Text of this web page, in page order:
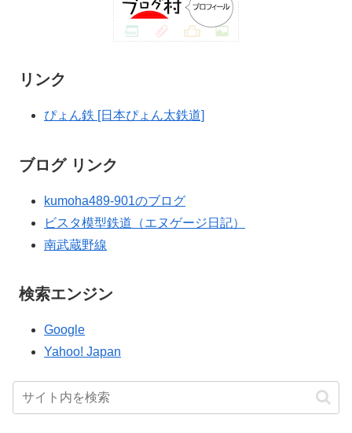
リンク
ぴょん鉄 [日本ぴょん太鉄道]
ブログ リンク
kumoha489-901のブログ
ビスタ模型鉄道（エヌゲージ日記）
南武蔵野線
検索エンジン
Google
Yahoo! Japan